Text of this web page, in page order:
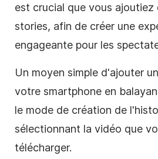
est crucial que vous ajoutiez
stories, afin de créer une
engageante pour les
Un moyen simple d'ajouter
votre smartphone en
le mode de création de
sélectionnant la vidéo que
télécharger.